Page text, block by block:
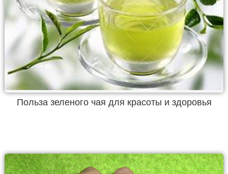
Польза зеленого чая для красоты и здоровья